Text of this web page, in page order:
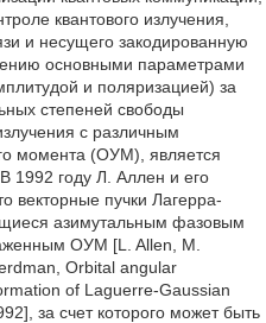
квантового излучения,
и несущего закодированную
основными параметрами
и поляризацией) за
степеней свободы
с различным
момента (ОУМ), является
1992 году Л. Аллен и его
векторные пучки Лагерра-
азимутальным фазовым
ОУМ [L. Allen, M.
Orbital angular
of Laguerre-Gaussian
за счет которого может быть